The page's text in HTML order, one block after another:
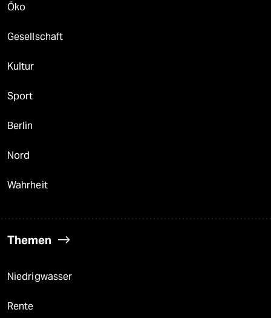
Öko
Gesellschaft
Kultur
Sport
Berlin
Nord
Wahrheit
Themen
Niedrigwasser
Rente